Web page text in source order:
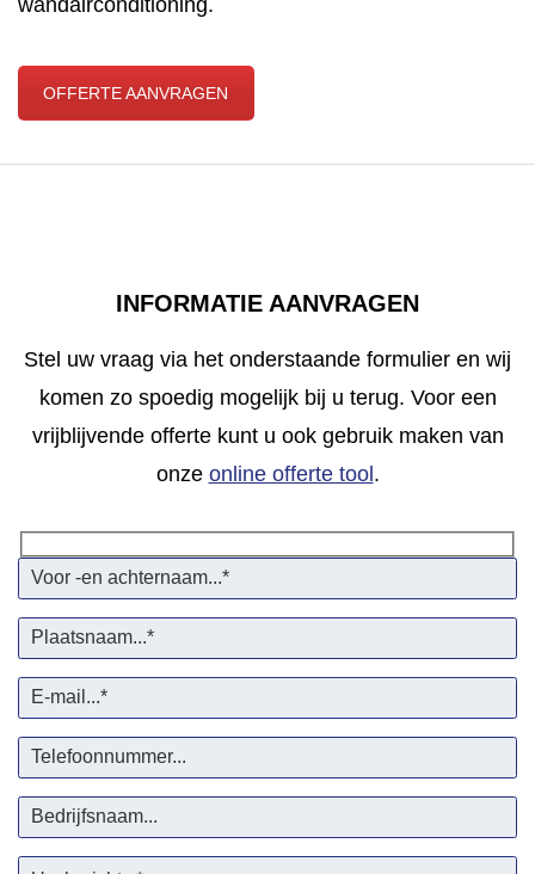
wandairconditioning.
OFFERTE AANVRAGEN
INFORMATIE AANVRAGEN
Stel uw vraag via het onderstaande formulier en wij
komen zo spoedig mogelijk bij u terug. Voor een
vrijblijvende offerte kunt u ook gebruik maken van
onze online offerte tool .